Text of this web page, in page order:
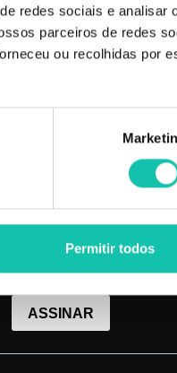
redes sociais e analisar
parceiros de redes
ou recolhidas por
Permitir todos
A NOSSA
novidades sobre os nossos
Receba novidades
Li e aceito a política de
ASSINAR